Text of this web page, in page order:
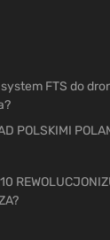
FTS do
POLSKIMI